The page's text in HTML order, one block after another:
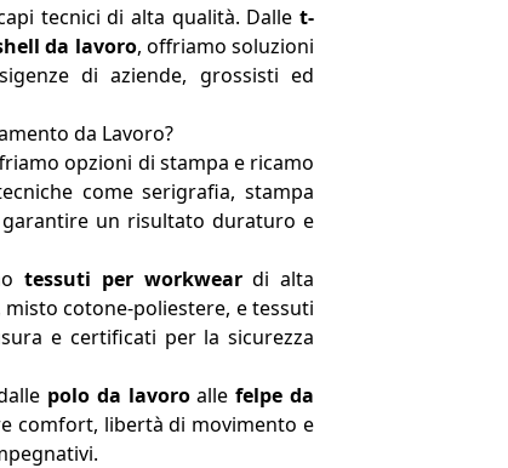
tecnici di alta qualità. Dalle t-
da lavoro, offriamo soluzioni
di aziende, grossisti ed
da Lavoro?
opzioni di stampa e ricamo
come serigrafia, stampa
un risultato duraturo e
tessuti per workweardi alta
cotone-poliestere, e tessuti
e certificati per la sicurezza
polo da lavoroallefelpe da
comfort, libertà di movimento e